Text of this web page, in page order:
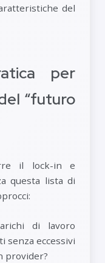
del
per
“futuro
il lock-in e
questa lista di
di lavoro
senza eccessivi
provider?